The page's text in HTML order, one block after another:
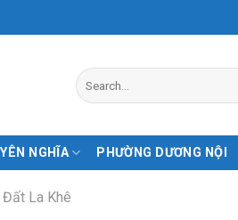
NGHĨA PHƯỜNG DƯƠNG NỘI
Đất La Khê